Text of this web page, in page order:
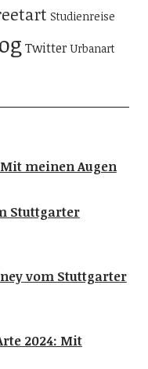
Studienreise
Twitter Urbanart
meinen Augen
Stuttgarter
vom Stuttgarter
2024: Mit